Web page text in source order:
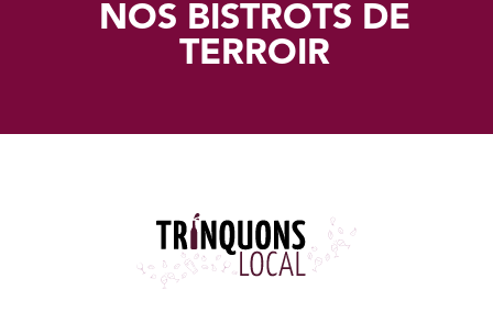
NOS BISTROTS DE
TERROIR